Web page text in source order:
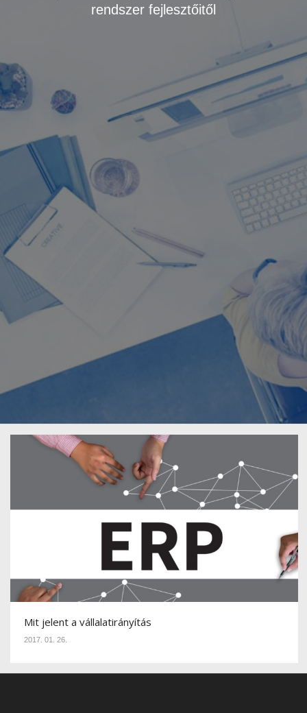
rendszer fejlesztőitől
Mit jelent a vállalatirányítás
2017. 01. 26.